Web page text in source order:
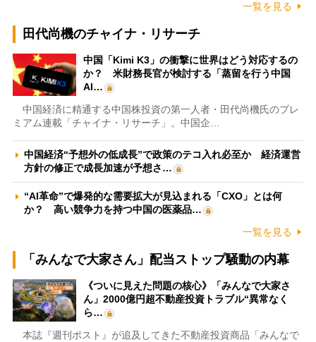
一覧を見る
田代尚機のチャイナ・リサーチ
中国「Kimi K3」の衝撃に世界はどう対応するの
か？ 米財務長官が検討する「蒸留を行う中国
AI…
中国経済に精通する中国株投資の第一人者・田代尚機氏のプレ
ミアム連載「チャイナ・リサーチ」。中国企…
中国経済“予想外の低成長”で政策のテコ入れ必至か 経済運営
方針の修正で成長加速が予想さ…
“AI革命”で爆発的な需要拡大が見込まれる「CXO」とは何
か？ 高い競争力を持つ中国の医薬品…
一覧を見る
「みんなで大家さん」配当ストップ騒動の内幕
《ついに見えた問題の核心》「みんなで大家さ
ん」2000億円超不動産投資トラブル“異常なく
ら…
本誌『週刊ポスト』が追及してきた不動産投資商品「みんなで